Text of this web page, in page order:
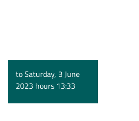
to Saturday, 3 June
2023 hours 13:33